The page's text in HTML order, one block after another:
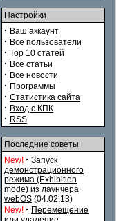
Настройки
· Ваш аккаунт
· Все пользователи
· Top 10 статей
· Все статьи
· Все новости
· Программы
· Статистика сайта
· Вход с КПК
· RSS
Последние советы
New! · Запуск
демонстрационного
режима (Exhibition
mode) из лаунчера
webOS (04.02.13)
New! · Перемещение